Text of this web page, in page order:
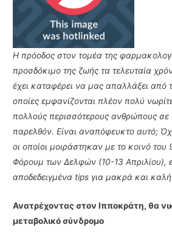
Η πρόοδος στον τομέα της
προσδόκιμο της ζωής τα τελευταία
έχει καταφέρει να μας απαλλάξει από
οποίες εμφανίζονται πλέον πολύ
πολλούς περισσότερους ανθρώπους σε
παρελθόν. Είναι αναπόφευκτο αυτό;
οι οποίοι μοιράστηκαν με το κοινό του
Φόρουμ των Δελφών (10-13 Απριλίου),
αποδεδειγμένα tips για μακρά και
Ανατρέχοντας στον Ιπποκράτη, θα
μεταβολικό σύνδρομο